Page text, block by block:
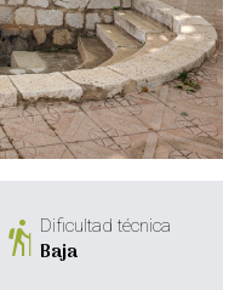
hikingDificultad técnica
Baja